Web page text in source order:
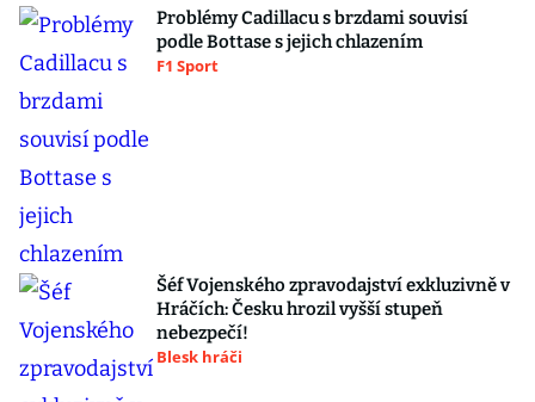
Problémy Cadillacu s brzdami souvisí
podle Bottase s jejich chlazením
F1 Sport
Šéf Vojenského zpravodajství exkluzivně v
Hráčích: Česku hrozil vyšší stupeň
nebezpečí!
Blesk hráči